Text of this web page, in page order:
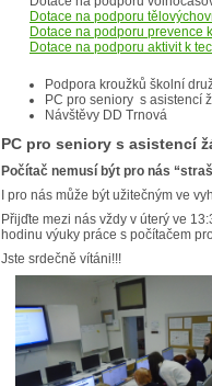
Dotace na podporu
Dotace na podporu prevence
Dotace na podporu aktivit k
Podpora kroužků školní
PC pro seniory s asistencí
Návštěvy DD Trnová
PC pro seniory s asistencí
Počítač nemusí být pro nás
I pro nás může být užitečným ve
Přijďte mezi nás vždy v úterý ve
hodinu výuky práce s počítačem
Jste srdečně vítáni!!!